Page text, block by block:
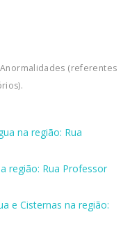
(referentes
na região: Rua
região: Rua Professor
e Cisternas na região: